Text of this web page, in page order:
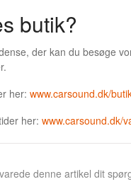
butik?
der kan du besøge
her: www.carsound.dk/
her: www.carsound.dk/
denne artikel dit